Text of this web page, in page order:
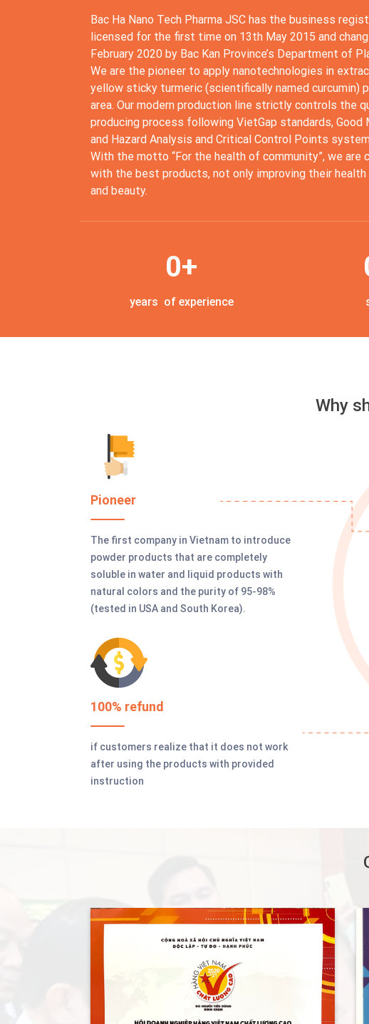
Bac Ha Nano Tech Pharma JSC has the business
licensed for the first time on 13th May 2015 and
February 2020 by Bac Kan Province’s Department of
We are the pioneer to apply nanotechnologies in
yellow sticky turmeric (scientifically named curcumin)
area. Our modern production line strictly controls the
producing process following VietGap standards, Good
and Hazard Analysis and Critical Control Points
With the motto “For the health of community”, we
with the best products, not only improving their
and beauty.
0+
years of experience
Why
Pioneer
The first company in Vietnam to introduce
powder products that are completely
soluble in water and liquid products with
natural colors and the purity of 95-98%
(tested in USA and South Korea).
100% refund
if customers realize that it does not work
after using the products with provided
instruction